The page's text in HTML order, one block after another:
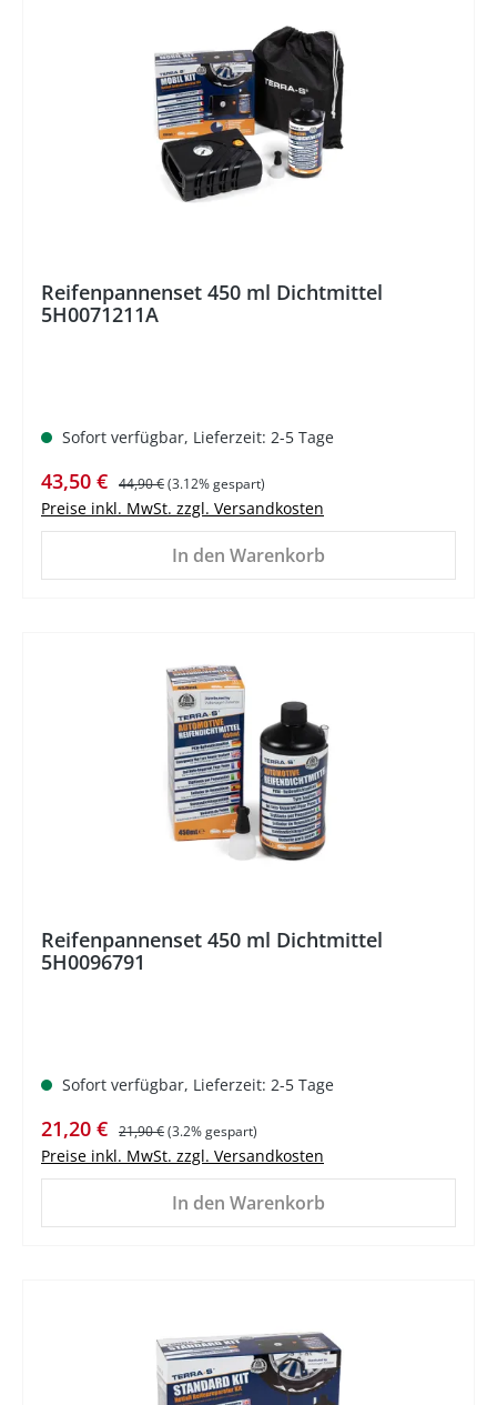
Reifenpannenset 450 ml Dichtmittel
5H0071211A
Sofort verfügbar, Lieferzeit: 2-5 Tage
Verkaufspreis:
43,50 € Regulärer Preis:
44,90 €(3.12% gespart)
Preise inkl. MwSt. zzgl. Versandkosten
In den Warenkorb
Reifenpannenset 450 ml Dichtmittel
5H0096791
Sofort verfügbar, Lieferzeit: 2-5 Tage
Verkaufspreis:
21,20 € Regulärer Preis:
21,90 €(3.2% gespart)
Preise inkl. MwSt. zzgl. Versandkosten
In den Warenkorb